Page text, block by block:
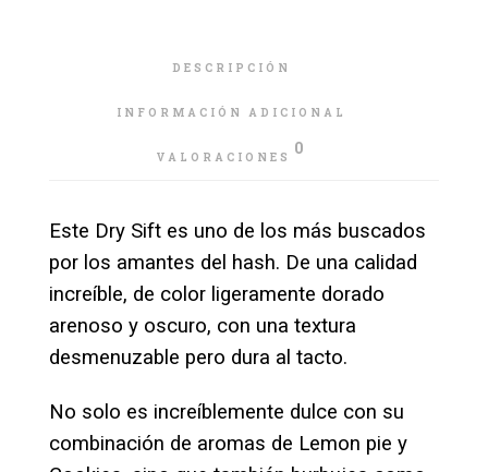
DESCRIPCIÓN
INFORMACIÓN ADICIONAL
VALORACIONES 0
Este Dry Sift es uno de los más buscados
por los amantes del hash. De una calidad
increíble, de color ligeramente dorado
arenoso y oscuro, con una textura
desmenuzable pero dura al tacto.
No solo es increíblemente dulce con su
combinación de aromas de Lemon pie y